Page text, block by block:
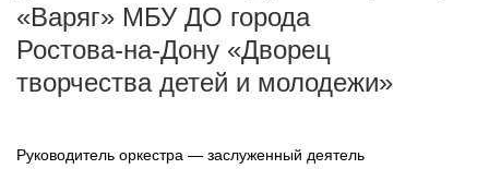
«Варяг» МБУ ДО города
Ростова-на-Дону «Дворец
творчества детей и молодежи»
Руководитель оркестра — заслуженный деятель